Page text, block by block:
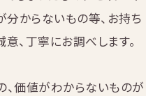
分からないもの等、お持ち
、丁寧にお調べします。
価値がわからないものが